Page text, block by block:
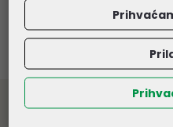
Veleprodaja